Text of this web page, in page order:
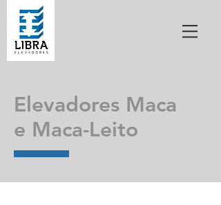
Elevadores Maca
e Maca-Leito